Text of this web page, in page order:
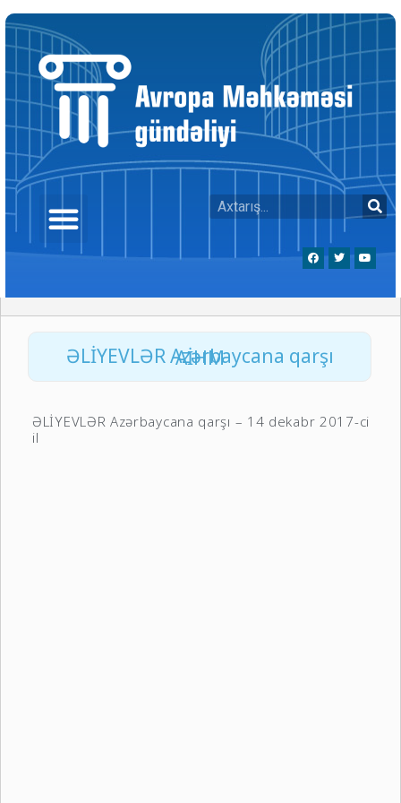
ƏLİYEVLƏR Azərbaycana qarşı AİHM
ƏLİYEVLƏR Azərbaycana qarşı – 14 dekabr 2017-ci
il